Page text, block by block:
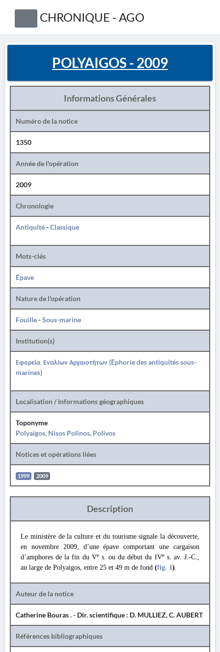
CHRONIQUE - AGO
POLYAIGOS - 2009
Informations Générales
Numéro de la notice
1350
Année de l'opération
2009
Chronologie
Antiquité-Classique
Mots-clés
Épave
Nature de l'opération
Fouille-Sous-marine
Institution(s)
Εφορεία Εναλίων Αρχαιοτήτων (Éphorie des antiquités sous-
marines)
Localisation / Informations géographiques
Toponyme
Polyaigos, Nisos Polinos, Polivos
Notices et opérations liées
1999 2009
Description
Le ministère de la culture et du tourisme signale la découverte,
en novembre 2009, d’une épave comportant une cargaison
d’amphores de la fin du Ves. ou du début du IVes. av. J.-C.,
au large de Polyaigos, entre 25 et 49 m de fond (fig. 1).
Auteur de la notice
Catherine Bouras . - Dir. scientifique : D. MULLIEZ, C. AUBERT
Références bibliographiques